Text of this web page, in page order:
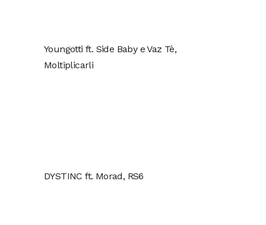
Youngotti ft. Side Baby e Vaz Tè,
Moltiplicarli
DYSTINC ft. Morad, RS6